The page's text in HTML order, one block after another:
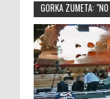
GORKA ZUMETA: